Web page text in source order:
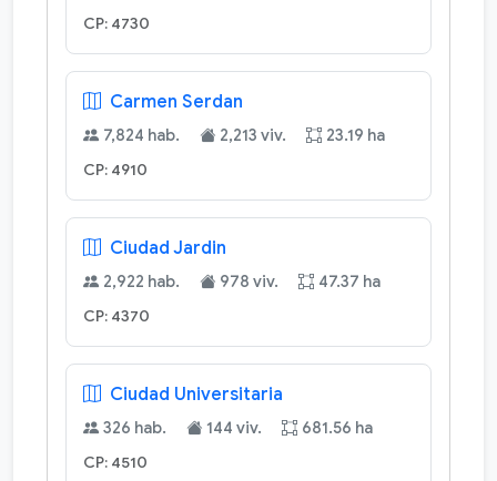
CP: 4730
Carmen Serdan
7,824 hab. 2,213 viv. 23.19 ha
CP: 4910
Ciudad Jardin
2,922 hab. 978 viv. 47.37 ha
CP: 4370
Ciudad Universitaria
326 hab. 144 viv. 681.56 ha
CP: 4510